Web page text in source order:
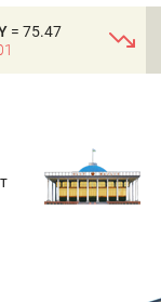
= 75.47